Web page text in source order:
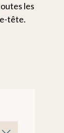
les
tête.